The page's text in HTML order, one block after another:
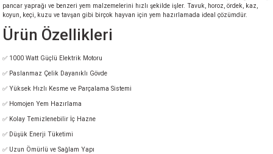
Üfleme Makinesi
pancar yaprağı ve benzeri yem malzemelerini hızlı şekilde işler. Tavuk, horoz, ördek, kaz,
koyun, keçi, kuzu ve tavşan gibi birçok hayvan için yem hazırlamada ideal çözümdür.
Ürün Özellikleri
✅ 1000 Watt Güçlü Elektrik Motoru
✅ Paslanmaz Çelik Dayanıklı Gövde
✅ Yüksek Hızlı Kesme ve Parçalama Sistemi
✅ Homojen Yem Hazırlama
✅ Kolay Temizlenebilir İç Hazne
✅ Düşük Enerji Tüketimi
✅ Uzun Ömürlü ve Sağlam Yapı